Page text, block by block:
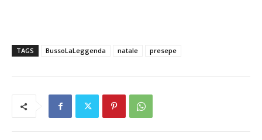
TAGS BussoLaLeggenda natale presepe